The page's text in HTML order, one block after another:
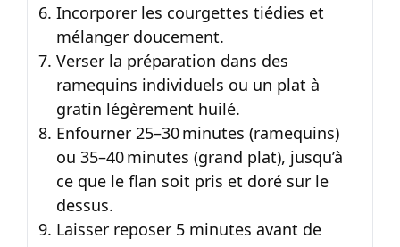
Incorporer les courgettes tiédies et
mélanger doucement.
Verser la préparation dans des
ramequins individuels ou un plat à
gratin légèrement huilé.
Enfourner 25–30 minutes (ramequins)
ou 35–40 minutes (grand plat), jusqu’à
ce que le flan soit pris et doré sur le
dessus.
Laisser reposer 5 minutes avant de